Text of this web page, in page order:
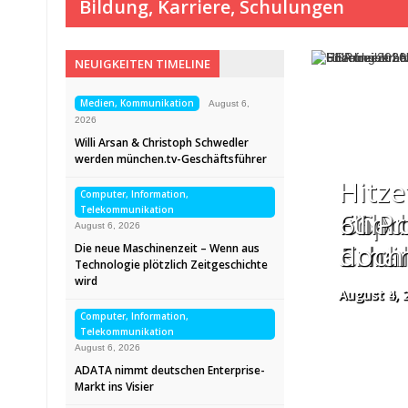
Bildung, Karriere, Schulungen
NEUIGKEITEN TIMELINE
Medien, Kommunikation
August 6,
2026
Willi Arsan & Christoph Schwedler
werden münchen.tv-Geschäftsführer
Computer, Information,
Telekommunikation
August 6, 2026
Die neue Maschinenzeit – Wenn aus
Technologie plötzlich Zeitgeschichte
wird
Computer, Information,
Telekommunikation
August 6, 2026
ADATA nimmt deutschen Enterprise-
Markt ins Visier
August 6,
August 5,
August 4,
61
August 4,